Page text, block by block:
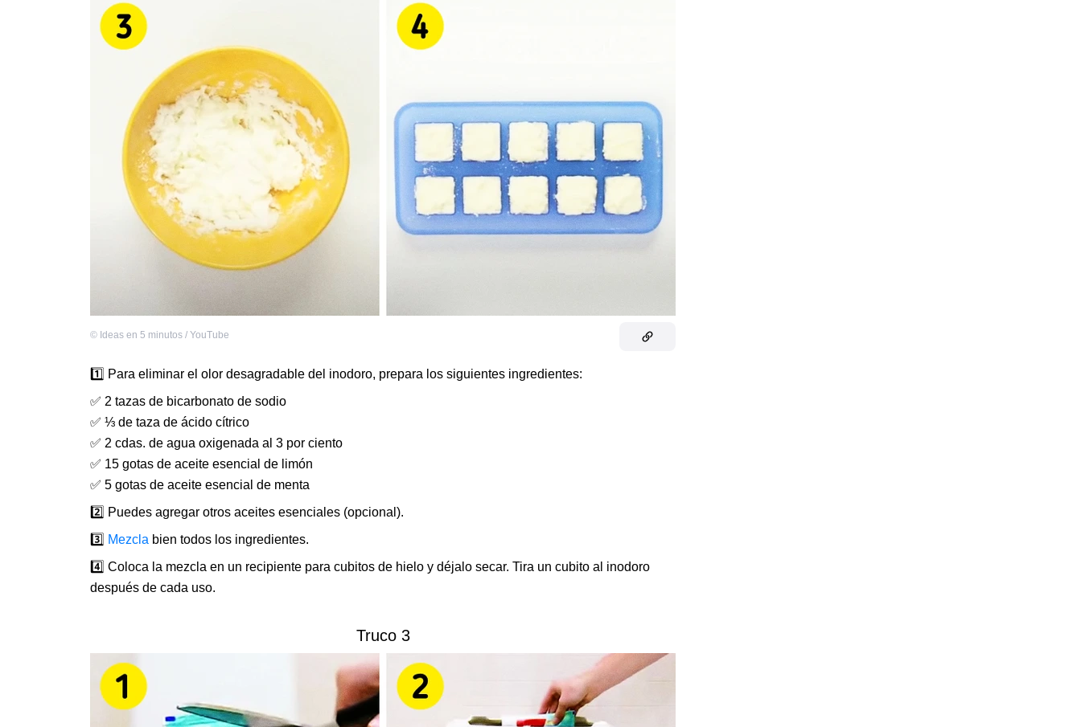
© Ideas en 5 minutos / YouTube
1️⃣ Para eliminar el olor desagradable del inodoro, prepara los siguientes ingredientes:
✅ 2 tazas de bicarbonato de sodio
✅ ⅓ de taza de ácido cítrico
✅ 2 cdas. de agua oxigenada al 3 por ciento
✅ 15 gotas de aceite esencial de limón
✅ 5 gotas de aceite esencial de menta
2️⃣ Puedes agregar otros aceites esenciales (opcional).
3️⃣ Mezcla bien todos los ingredientes.
4️⃣ Coloca la mezcla en un recipiente para cubitos de hielo y déjalo secar. Tira un cubito al inodoro
después de cada uso.
Truco 3